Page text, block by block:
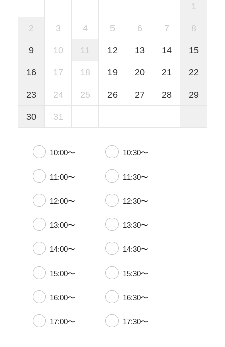
1
2 3 4 5 6 7 8
9 10 11 12 13 14 15
16 17 18 19 20 21 22
23 24 25 26 27 28 29
30 31
10:00〜 10:30〜
11:00〜 11:30〜
12:00〜 12:30〜
13:00〜 13:30〜
14:00〜 14:30〜
15:00〜 15:30〜
16:00〜 16:30〜
17:00〜 17:30〜